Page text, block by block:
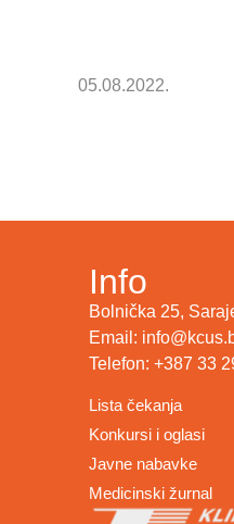
05.08.2022.
Info
Bolnička 25,
Email:
Telefon: +387 33
Lista čekanja
Konkursi i oglasi
Javne nabavke
Medicinski žurnal